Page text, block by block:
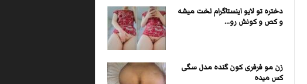
دختره تو لایو اینستاگرام لخت میشه
و کص و کونش رو...
زن مو فرفری کون گنده مدل سگی
کس میده